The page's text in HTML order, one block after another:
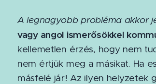
A legnagyobb probléma akkor
vagy angol ismerősökkel
kellemetlen érzés, hogy nem
nem értjük meg a másikat. Ha
másfelé jár! Az ilyen helyzetek